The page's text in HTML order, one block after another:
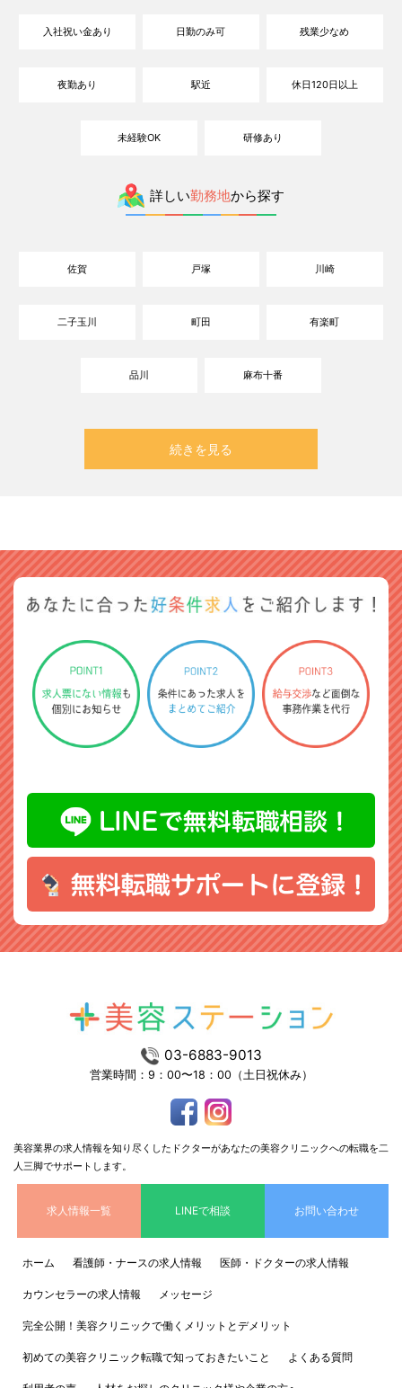
入社祝い金あり 日勤のみ可 残業少なめ
夜勤あり 駅近 休日120日以上
未経験OK 研修あり
詳しい勤務地から探す
佐賀 戸塚 川崎
二子玉川 町田 有楽町
品川 麻布十番
続きを見る
03-6883-9013
営業時間：9：00〜18：00（土日祝休み）
美容業界の求人情報を知り尽くしたドクターがあなたの美容クリニックへの転職を二
人三脚でサポートします。
求人情報一覧 LINEで相談 お問い合わせ
ホーム 看護師・ナースの求人情報 医師・ドクターの求人情報
カウンセラーの求人情報 メッセージ
完全公開！美容クリニックで働くメリットとデメリット
初めての美容クリニック転職で知っておきたいこと よくある質問